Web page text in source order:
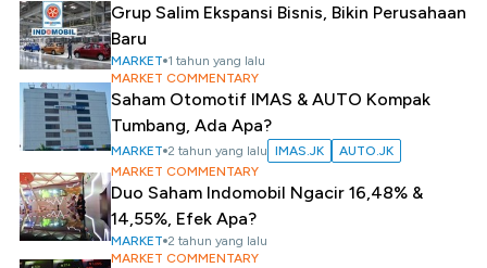
Grup Salim Ekspansi Bisnis, Bikin Perusahaan
Baru
MARKET 1 tahun yang lalu
MARKET COMMENTARY
Saham Otomotif IMAS & AUTO Kompak
Tumbang, Ada Apa?
MARKET 2 tahun yang lalu IMAS.JK
AUTO.JK
MARKET COMMENTARY
Duo Saham Indomobil Ngacir 16,48% &
14,55%, Efek Apa?
MARKET 2 tahun yang lalu
MARKET COMMENTARY